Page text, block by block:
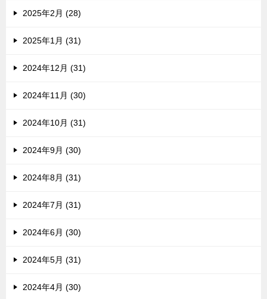
2025年2月 (28)
2025年1月 (31)
2024年12月 (31)
2024年11月 (30)
2024年10月 (31)
2024年9月 (30)
2024年8月 (31)
2024年7月 (31)
2024年6月 (30)
2024年5月 (31)
2024年4月 (30)